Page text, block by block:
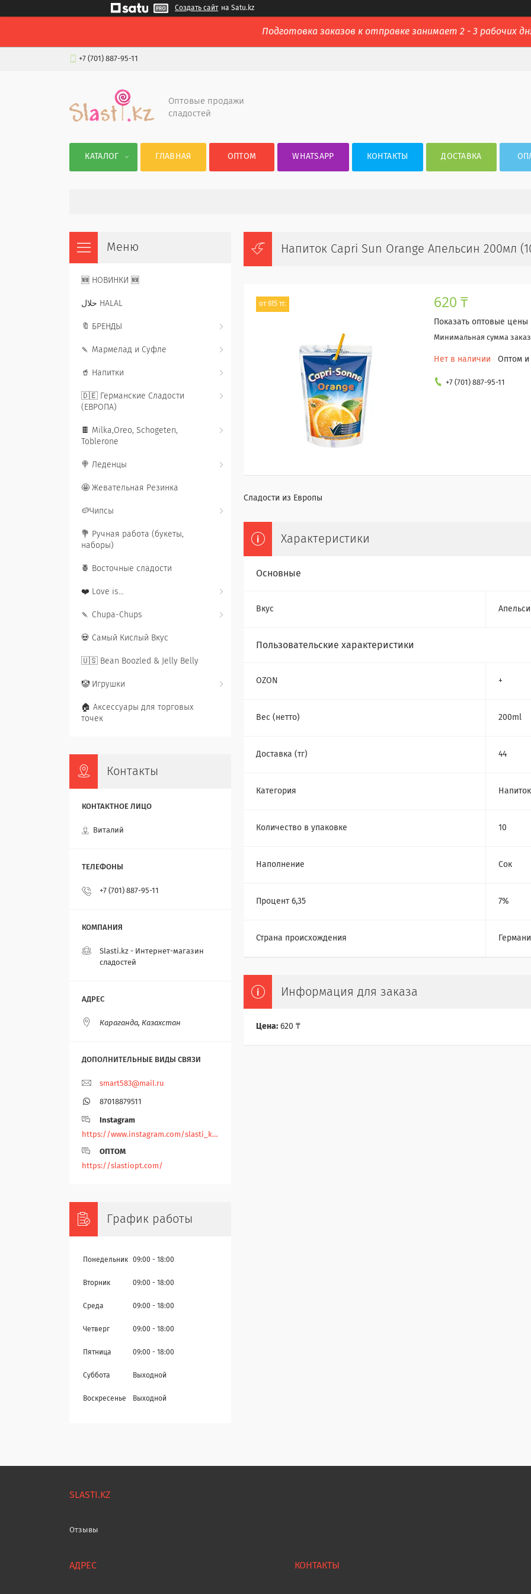
Создать сайт на Satu.kz
Подготовка заказов к отправке занимает 2 - 3 рабочих
+7 (701) 887-95-11
Оптовые продажи
сладостей
КАТАЛОГ ГЛАВНАЯ ОПТОМ WHATSAPP КОНТАКТЫ ДОСТАВКА
Напиток Capri Sun Orange Апельсин 200мл
от 615 тг. 620 ₸
Показать оптовые цены
Минимальная сумма
Нет в наличии Оптом и
+7 (701) 887-95-11
Сладости из Европы
Характеристики
Основные
Вкус
Пользовательские характеристики
OZON +
Вес (нетто) 200ml
Доставка (тг) 44
Категория Напиток
Количество в упаковке 10
Наполнение Сок
Процент 6,35 7%
Страна происхождения
Информация для заказа
Цена: 620 ₸
🆕 НОВИНКИ 🆕
حلال HALAL
🔖 БРЕНДЫ
🍡 Мармелад и Суфле
🥤 Напитки
🇩🇪 Германские Сладости
(ЕВРОПА)
🍫 Milka,Oreo, Schogeten,
Toblerone
🍭 Леденцы
🤩 Жевательная Резинка
🥔Чипсы
💐 Ручная работа (букеты,
наборы)
🍍 Восточные сладости
❤️ Love is...
🍡 Chupa-Chups
💀 Самый Кислый Вкус
🇺🇸 Bean Boozled & Jelly Belly
🤡 Игрушки
🏠 Аксессуары для торговых
точек
Контакты
Виталий
+7 (701) 887-95-11
Slasti.kz - Интернет-магазин
сладостей
Караганда, Казахстан
smart583@mail.ru
87018879511
Instagram
https://www.instagram.com/slasti_kz/
ОПТОМ
https://slastiopt.com/
График работы
Понедельник 09:00 18:00
Вторник 09:00 18:00
Среда 09:00 18:00
Четверг 09:00 18:00
Пятница 09:00 18:00
Суббота Выходной
Воскресенье Выходной
SLASTI.KZ
Отзывы